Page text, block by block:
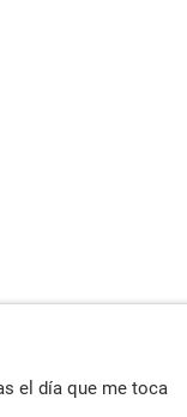
el día que me toca